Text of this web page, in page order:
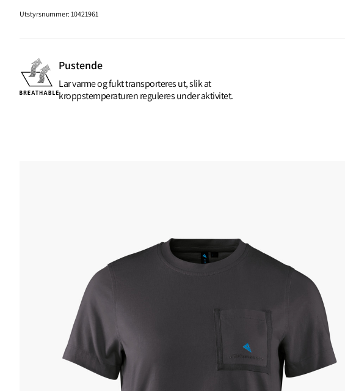
Utstyrsnummer: 10421961
Pustende
Lar varme og fukt transporteres ut, slik at
kroppstemperaturen reguleres under aktivitet.